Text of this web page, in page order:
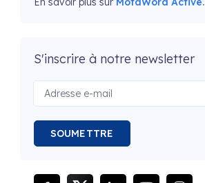
S'inscrire à notre newsletter
SOUMETTRE